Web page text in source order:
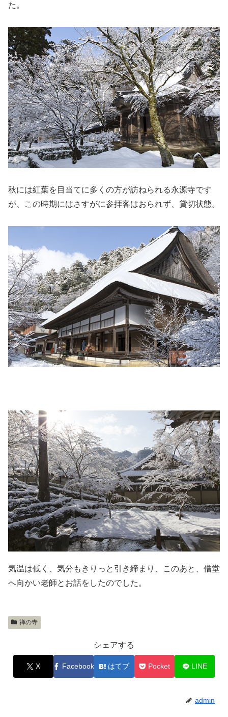
た。
秋には紅葉を目当てに多くの方が訪ねられる永源寺です
が、この時期にはさすがに参拝客はおられず、貸切状態。
気温は低く、気分もきりっと引き締まり、このあと、僧堂
へ向かい老師とお話をしたのでした。
禅の寺
シェアする
X Facebook はてブ Pocket LINE
admin